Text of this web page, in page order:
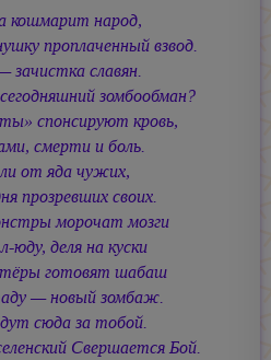
кошмарит народ,
проплаченный взвод.
славян.
зомбообман?
спонсируют кровь,
смерти и боль.
от яда чужих,
прозревших своих.
морочат мозги
юду, деля на куски
готовят шабаш
— новый зомбаж.
сюда за тобой.
Свершается Бой.